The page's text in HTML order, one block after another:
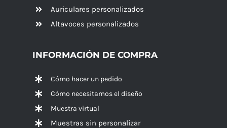
Auriculares personalizados
Altavoces personalizados
INFORMACIÓN DE COMPRA
Cómo hacer un pedido
Cómo necesitamos el diseño
Muestra virtual
Muestras sin personalizar